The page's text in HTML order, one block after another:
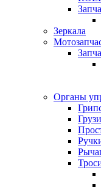
Зеркала
Органы